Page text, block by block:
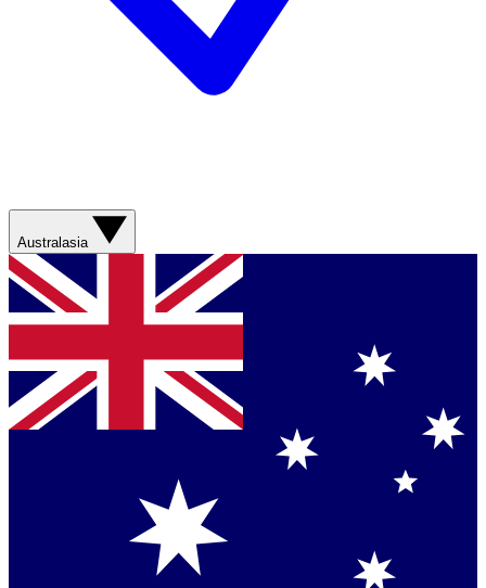
Australasia